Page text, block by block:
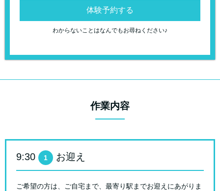
体験予約する
わからないことはなんでもお尋ねください♪
作業内容
9:30 1 お迎え
ご希望の方は、ご自宅まで、最寄り駅までお迎えにあがりま